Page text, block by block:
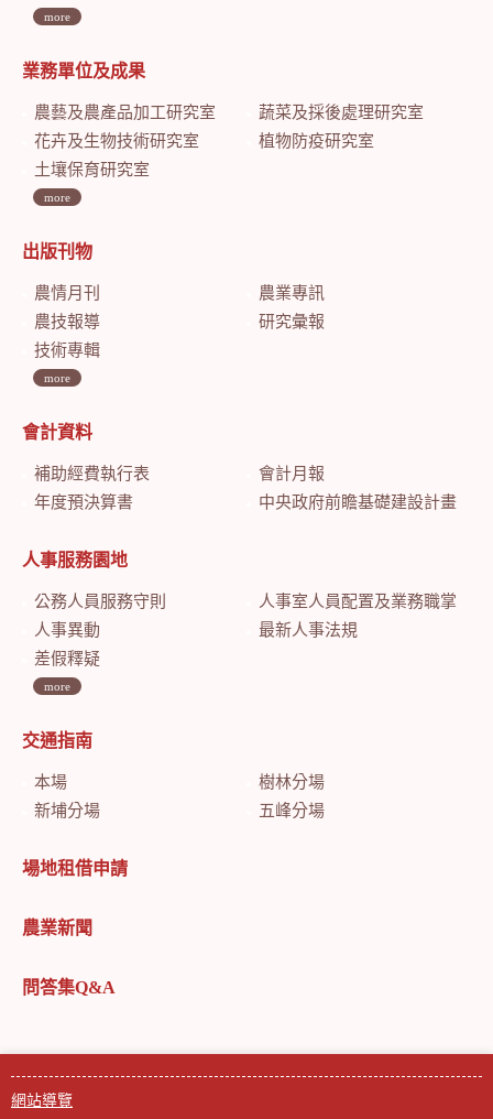
more
業務單位及成果
農藝及農產品加工研究室
蔬菜及採後處理研究室
花卉及生物技術研究室
植物防疫研究室
土壤保育研究室
more
出版刊物
農情月刊
農業專訊
農技報導
研究彙報
技術專輯
more
會計資料
補助經費執行表
會計月報
年度預決算書
中央政府前瞻基礎建設計畫特別預算會計月報
人事服務園地
公務人員服務守則
人事室人員配置及業務職掌
人事異動
最新人事法規
差假釋疑
more
交通指南
本場
樹林分場
新埔分場
五峰分場
場地租借申請
農業新聞
問答集Q&A
網站導覽